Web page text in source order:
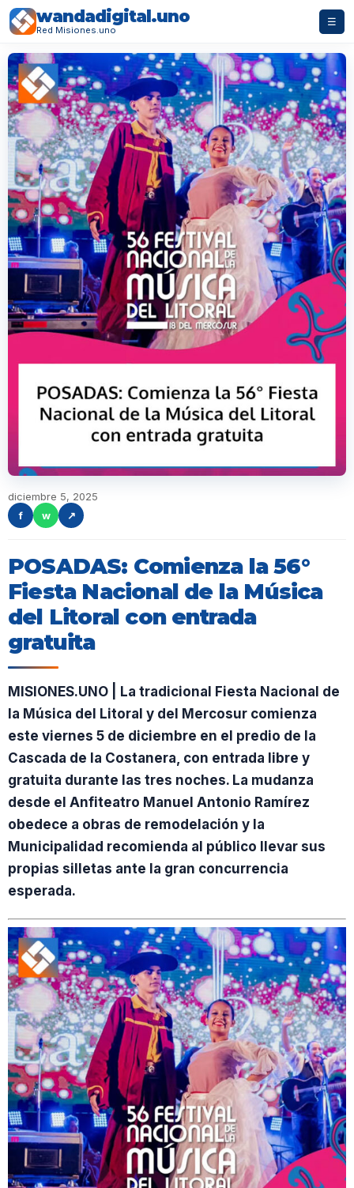
wandadigital.uno
Red Misiones.uno
☰
diciembre 5, 2025
f
w ↗
POSADAS: Comienza la 56°
Fiesta Nacional de la Música
del Litoral con entrada
gratuita
MISIONES.UNO | La tradicional Fiesta Nacional de
la Música del Litoral y del Mercosur comienza
este viernes 5 de diciembre en el predio de la
Cascada de la Costanera, con entrada libre y
gratuita durante las tres noches. La mudanza
desde el Anfiteatro Manuel Antonio Ramírez
obedece a obras de remodelación y la
Municipalidad recomienda al público llevar sus
propias silletas ante la gran concurrencia
esperada.